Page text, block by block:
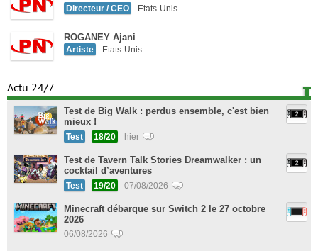
Directeur / CEO Etats-Unis
ROGANEY Ajani
Artiste Etats-Unis
Actu 24/7
Test de Big Walk : perdus ensemble, c'est bien
mieux !
Test 18/20 hier
Test de Tavern Talk Stories Dreamwalker : un
cocktail d’aventures
Test 19/20 07/08/2026
Minecraft débarque sur Switch 2 le 27 octobre
2026
06/08/2026